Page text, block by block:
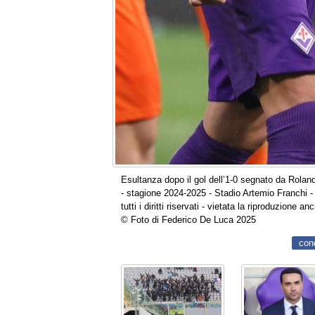
Esultanza dopo il gol dell’1-0 segnato da
- stagione 2024-2025 - Stadio Artemio Franchi
tutti i diritti riservati - vietata la riproduzione
© Foto di Federico De Luca 2025